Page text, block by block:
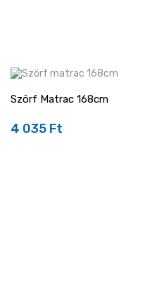
Szörf Matrac 168cm
Ár
4 035 Ft